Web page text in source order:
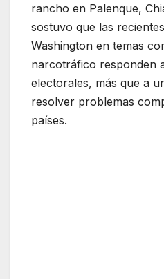
rancho en Palenque,
sostuvo que las
Washington en temas
narcotráfico responden
electorales, más que a
resolver problemas
países.